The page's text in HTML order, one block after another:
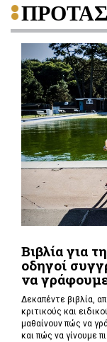
Βιβλία για
οδηγοί
να
Δεκαπέντε βιβλία,
κριτικούς και
μαθαίνουν πώς να
και πώς να γίνουμε